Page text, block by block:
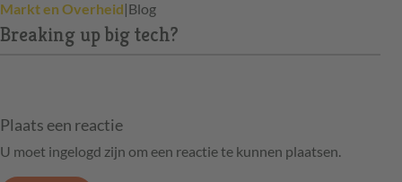
Markt en Overheid|Blog
Breaking up big tech?
Plaats een reactie
U moet ingelogd zijn om een reactie te kunnen plaatsen.